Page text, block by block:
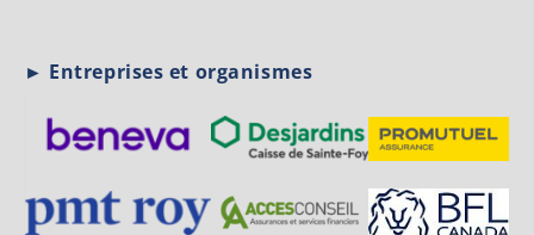
► Entreprises et organismes